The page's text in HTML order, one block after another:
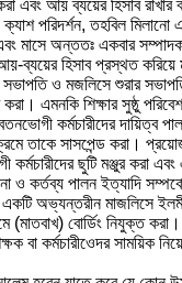
এবং আয় ব্যয়ের হিসাব
পরিদর্শন, তহবিল মিলানো
এবং মাসে অন্ততঃ একবার
ব্যয়ের হিসাব প্রস্থত করিয়ে
ও মজলিসে শুরার
এমনকি শিক্ষার সুষ্ঠু
কর্মচারীদের দায়িত্ব
তাকে সাসপেন্ড করা।
ছুটি মঞ্জুর করা এবং
ও কর্তব্য পালন ইত্যাদি
একটি অভ্যন্তরীন মাজলিসে
বোর্ডিং নিযুক্ত
বা কর্মচারীওেদর সাময়িক